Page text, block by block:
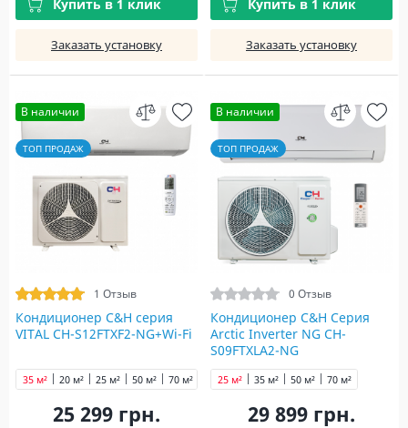
Купить в 1 клик
Заказать установку
Купить в 1 клик
Заказать установку
В наличии
ТОП ПРОДАЖ
1 Отзыв
Кондиционер C&H cерия
VITAL CH-S12FTXF2-NG+Wi-Fi
20 м² 25 м²
35 м² 50 м² 70 м²
25 299 грн.
В наличии
ТОП ПРОДАЖ
0 Отзыв
Кондиционер C&H Серия
Arctic Inverter NG CH-
S09FTXLA2-NG
25 м² 35 м² 50 м² 70 м²
29 899 грн.